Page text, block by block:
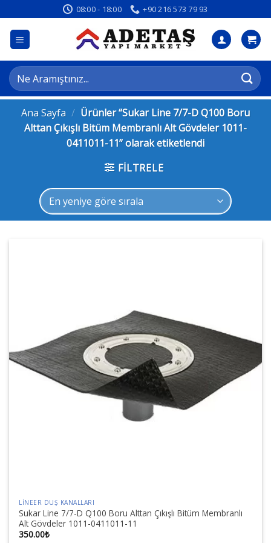
atla
08:00 - 18:00 +90 216 573 79 93
Ara:
Ana Sayfa / Ürünler “Sukar Line 7/7-D Q100 Boru
Alttan Çıkışlı Bitüm Membranlı Alt Gövdeler 1011-
0411011-11” olarak etiketlendi
FILTRELE
LINEER DUŞ KANALLARI
Sukar Line 7/7-D Q100 Boru Alttan Çıkışlı Bitüm Membranlı
Alt Gövdeler 1011-0411011-11
350.00₺